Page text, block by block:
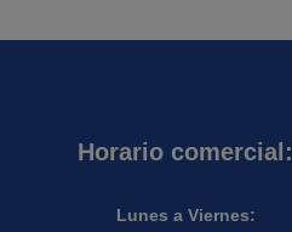
Horario comercial:
Lunes a Viernes: